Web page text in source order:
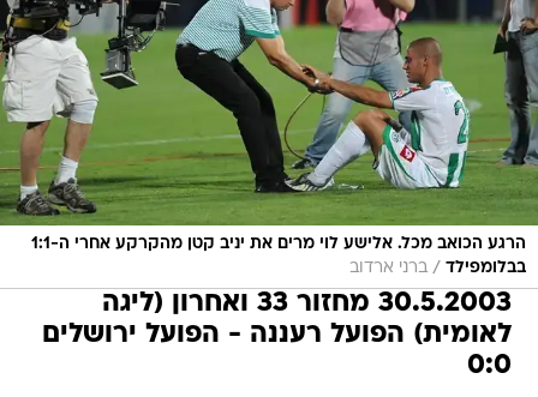
הרגע הכואב מכל. אלישע לוי מרים את יניב קטן מהקרקע אחרי ה-1:1
בבלומפילד / ברני ארדוב
30.5.2003 מחזור 33 ואחרון (ליגה
לאומית) הפועל רעננה - הפועל ירושלים
0:0